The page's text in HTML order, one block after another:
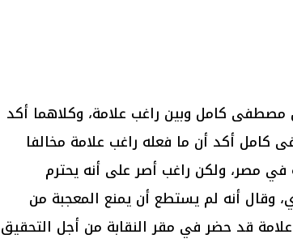
كامل وبين راغب علامة، وكلاهما أكد
كامل أكد أن ما فعله راغب علامة مخالفا
في مصر، ولكن راغب أصر على أنه يحترم
وقال أنه لم يستطع أن يمنع المعجبة من
علامة قد حضر في مقر النقابة من أجل التحقيق